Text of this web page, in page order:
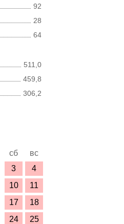
92
28
64
511,0
459,8
306,2
сб
вс
3
4
10
11
17
18
24
25